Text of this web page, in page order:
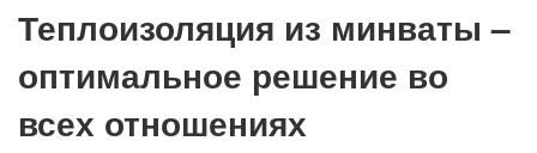
Теплоизоляция из минваты –
оптимальное решение во
всех отношениях